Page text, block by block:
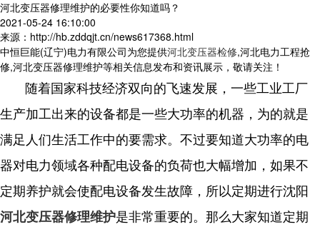
河北变压器修理维护的必要性你知道吗？
2021-05-24 16:10:00
来源：http://hb.zddqjt.cn/news617368.html
中恒巨能(辽宁)电力有限公司为您提供河北变压器检修,河北电力工程抢
修,河北变压器修理维护等相关信息发布和资讯展示，敬请关注！
随着国家科技经济双向的飞速发展，一些工业工厂
生产加工出来的设备都是一些大功率的机器，为的就是
满足人们生活工作中的要需求。不过要知道大功率的电
器对电力领域各种配电设备的负荷也大幅增加，如果不
定期养护就会使配电设备发生故障，所以定期进行沈阳
河北变压器修理维护是非常重要的。那么大家知道定期